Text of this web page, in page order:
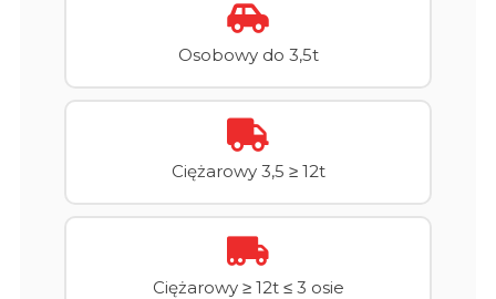
Osobowy do 3,5t
Ciężarowy 3,5 ≥ 12t
Ciężarowy ≥ 12t ≤ 3 osie